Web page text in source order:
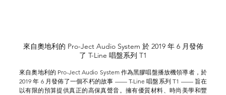
來自奧地利的 Pro-Ject Audio System 於 2019 年 6 月發佈
了 T-Line 唱盤系列 T1
來自奧地利的 Pro-Ject Audio System 作為黑膠唱盤播放機領導者，於
2019 年 6 月發佈了一個不朽的故事 —— T-Line 唱盤系列 T1 —— 旨在
以有限的預算提供真正的高保真聲音。擁有優質材料、時尚美學和豐